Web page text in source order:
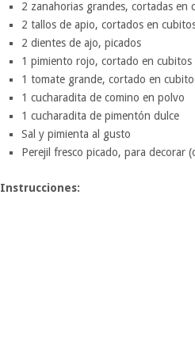
2 zanahorias grandes, cortadas en
2 tallos de apio, cortados en
2 dientes de ajo, picados
1 pimiento rojo, cortado en cubitos
1 tomate grande, cortado en
1 cucharadita de comino en polvo
1 cucharadita de pimentón dulce
Sal y pimienta al gusto
Perejil fresco picado, para decorar
Instrucciones: